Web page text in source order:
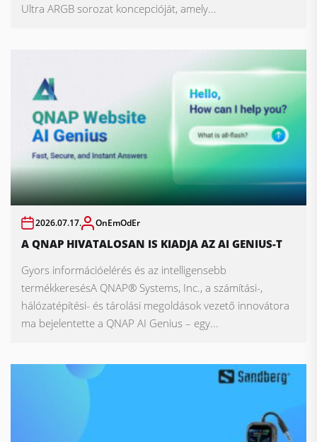
Ultra ARGB sorozat koncepcióját, amely...
2026.07.17. OnEmOdEr
A QNAP HIVATALOSAN IS KIADJA AZ AI GENIUS-T
Gyors információelérés és az intelligensebb
termékkeresésA QNAP® Systems, Inc., a számítási-,
hálózatépítési- és tárolási megoldások vezető innovátora
ma bejelentette a QNAP AI Genius – egy...